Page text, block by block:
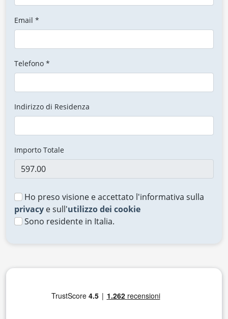
Email *
Telefono *
Indirizzo di Residenza
Importo Totale
Ho preso visione e accettato l'informativa sulla
privacy e sull'utilizzo dei cookie
Sono residente in Italia.